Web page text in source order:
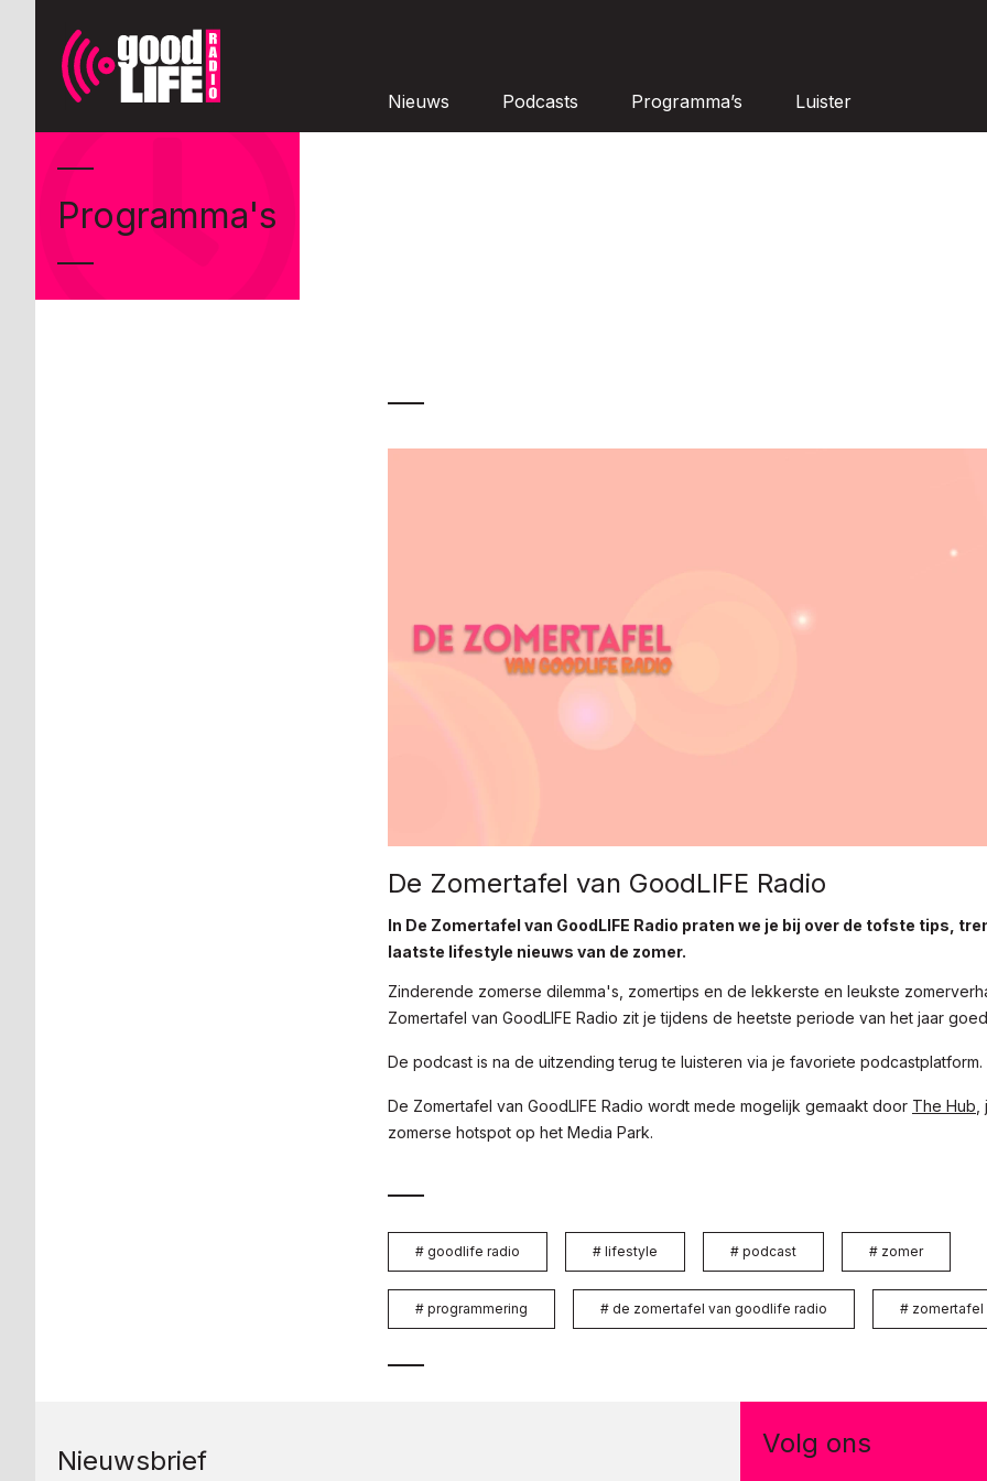
Nieuws Podcasts Programma’s Luister
Programma's
De Zomertafel van GoodLIFE Radio
In De Zomertafel van GoodLIFE Radio praten we je bij over de tofste tips,
laatste lifestyle nieuws van de zomer.
Zinderende zomerse dilemma's, zomertips en de lekkerste en leukste
Zomertafel van GoodLIFE Radio zit je tijdens de heetste periode van het jaar
De podcast is na de uitzending terug te luisteren via je favoriete podcastplatform.
De Zomertafel van GoodLIFE Radio wordt mede mogelijk gemaakt door The Hub
zomerse hotspot op het Media Park.
# goodlife radio # lifestyle # podcast # zomer
# programmering # de zomertafel van goodlife radio # zomertafel
Nieuwsbrief
Volg ons